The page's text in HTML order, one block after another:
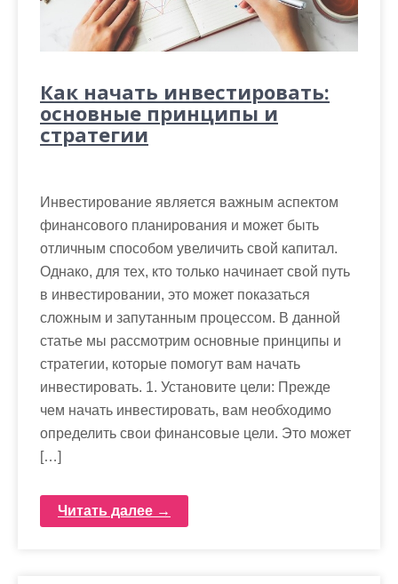
Как начать инвестировать:
основные принципы и
стратегии
Инвестирование является важным аспектом
финансового планирования и может быть
отличным способом увеличить свой капитал.
Однако, для тех, кто только начинает свой путь
в инвестировании, это может показаться
сложным и запутанным процессом. В данной
статье мы рассмотрим основные принципы и
стратегии, которые помогут вам начать
инвестировать. 1. Установите цели: Прежде
чем начать инвестировать, вам необходимо
определить свои финансовые цели. Это может
[…]
Читать далее →